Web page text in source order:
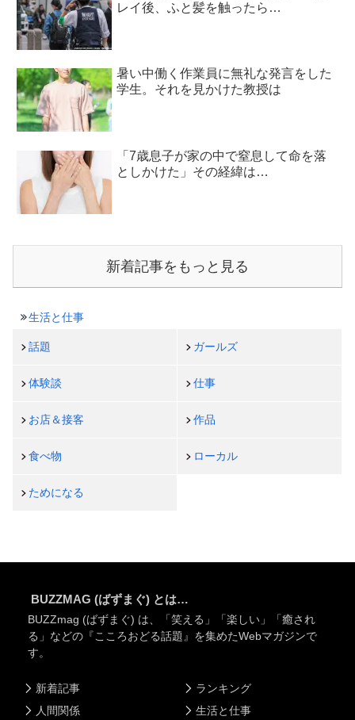
レイ後、ふと髪を触ったら…
暑い中働く作業員に無礼な発言をした
学生。それを見かけた教授は
「7歳息子が家の中で窒息して命を落
としかけた」その経緯は…
新着記事をもっと見る
生活と仕事
話題 ガールズ
体験談 仕事
お店＆接客 作品
食べ物 ローカル
ためになる
BUZZMAG (ばずまぐ) とは…
BUZZmag (ばずまぐ) は、「笑える」「楽しい」「癒され
る」などの『こころおどる話題』を集めたWebマガジンで
す。
新着記事
人間関係
ランキング
生活と仕事